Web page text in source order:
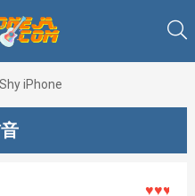
iPhone
♥♥♥着メ